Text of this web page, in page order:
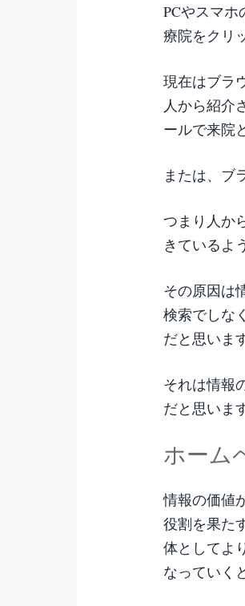
PCやスマ
療院をクリ
現在はブラ
人から紹介
ールで来院
または、ブ
つまり人か
きているよ
その原因は
検索でしな
だと思いま
それは情報
だと思いま
ホーム
情報の価値
役割を果た
体としてよ
なっていく